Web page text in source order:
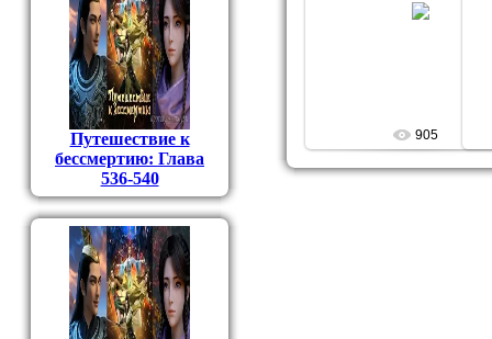
Путешествие к
бессмертию: Глава
536-540
905